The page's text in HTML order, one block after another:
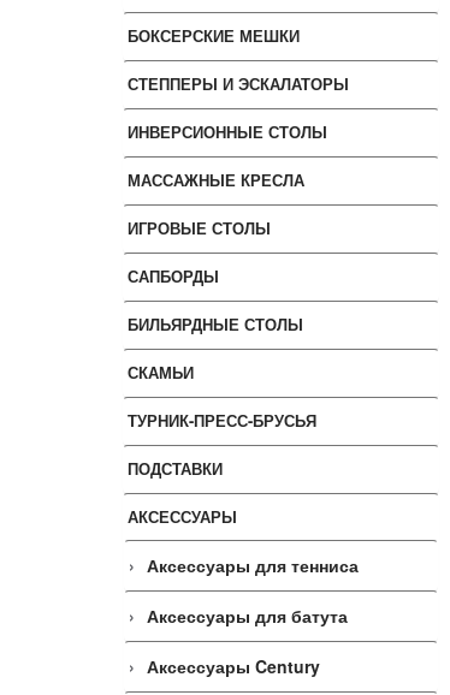
БОКСЕРСКИЕ МЕШКИ
СТЕППЕРЫ И ЭСКАЛАТОРЫ
ИНВЕРСИОННЫЕ СТОЛЫ
МАССАЖНЫЕ КРЕСЛА
ИГРОВЫЕ СТОЛЫ
САПБОРДЫ
БИЛЬЯРДНЫЕ СТОЛЫ
СКАМЬИ
ТУРНИК-ПРЕСС-БРУСЬЯ
ПОДСТАВКИ
АКСЕССУАРЫ
Аксессуары для тенниса
Аксессуары для батута
Аксессуары Century